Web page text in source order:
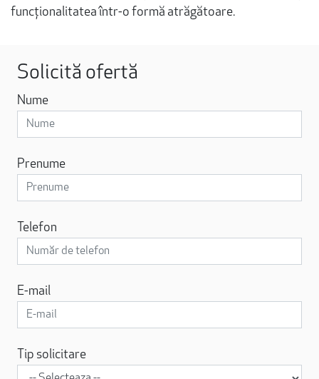
funcționalitatea într-o formă atrăgătoare.
Solicită ofertă
Nume
Prenume
Telefon
E-mail
Tip solicitare